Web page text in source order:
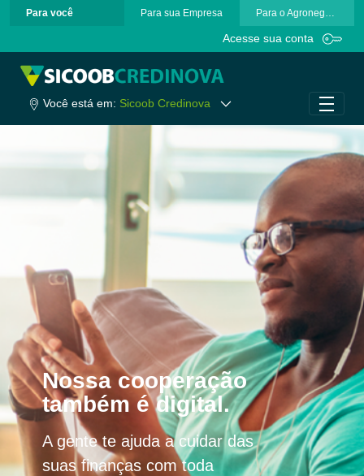
Pular para o Conteúdo principal
Para você Para sua Empresa Para o Agronegócio
Acesse sua conta
Você está em: Sicoob Credinova
Nossa cooperação
também é digital.
A gente te ajuda a cuidar das
suas finanças com toda